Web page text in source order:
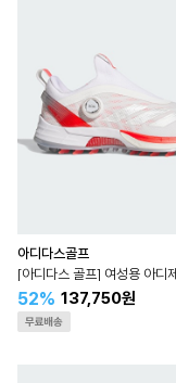
아디다스골프
52% 137,750원